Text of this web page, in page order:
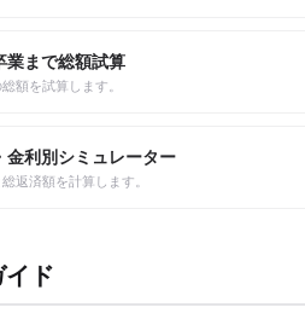
業まで総額試算
額を試算します。
利別シミュレーター
返済額を計算します。
ド